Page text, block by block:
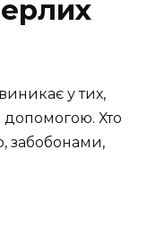
у тих,
допомогою. Хто
забобонами,